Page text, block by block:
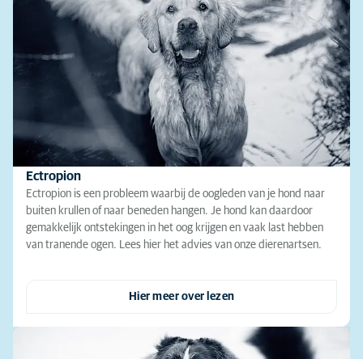
Ectropion
Ectropion is een probleem waarbij de oogleden van je hond naar
buiten krullen of naar beneden hangen. Je hond kan daardoor
gemakkelijk ontstekingen in het oog krijgen en vaak last hebben
van tranende ogen. Lees hier het advies van onze dierenartsen.
Hier meer over lezen